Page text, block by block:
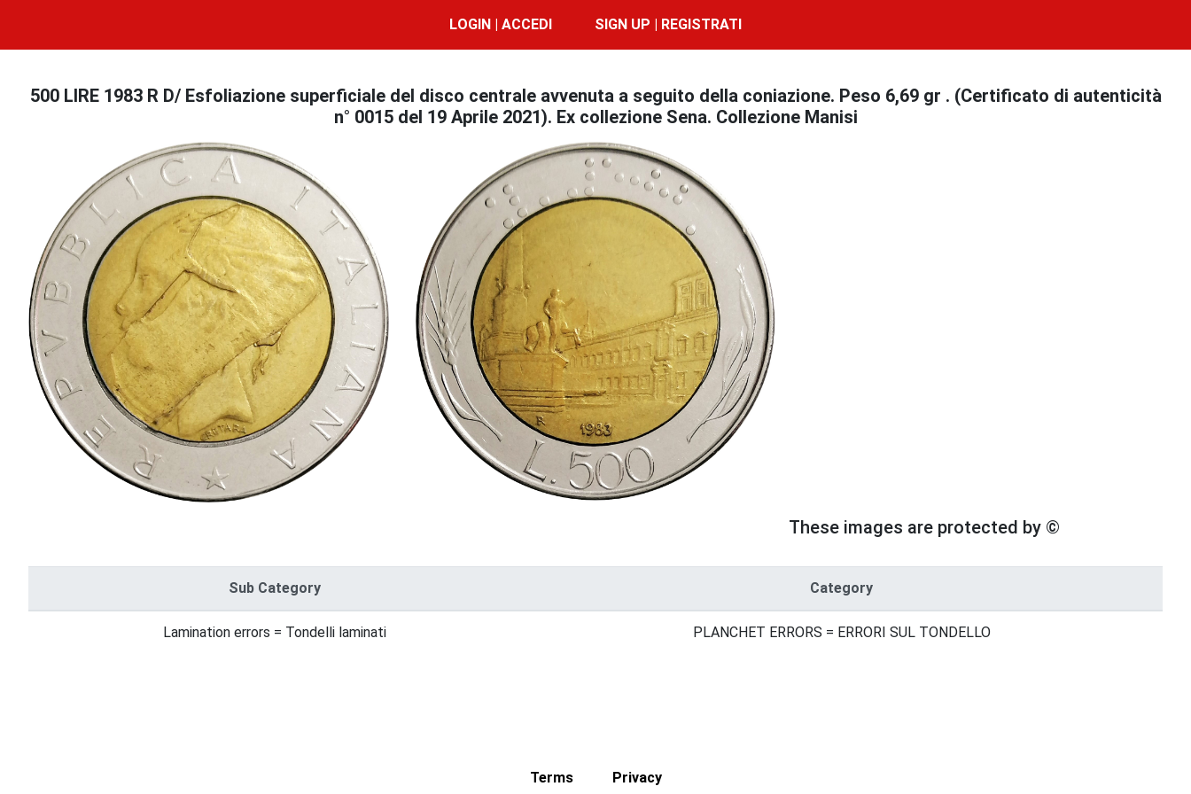
LOGIN | ACCEDI SIGN UP | REGISTRATI
500 LIRE 1983 R D/ Esfoliazione superficiale del disco centrale avvenuta a seguito della coniazione. Peso 6,69 gr . (Certificato di autenticità
n° 0015 del 19 Aprile 2021). Ex collezione Sena. Collezione Manisi
These images are protected by ©
Sub Category Category
Lamination errors = Tondelli laminati PLANCHET ERRORS = ERRORI SUL TONDELLO
Terms Privacy